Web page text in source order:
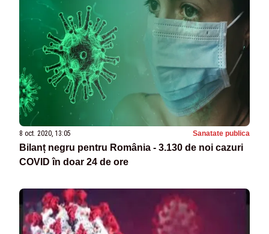
8 oct. 2020, 13:05 Sanatate publica
Bilanț negru pentru România - 3.130 de noi cazuri
COVID în doar 24 de ore